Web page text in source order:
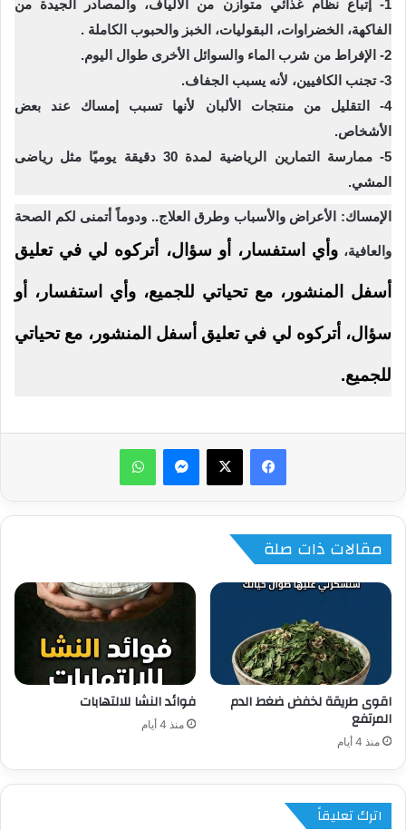
1- إتباع نظام غذائي متوازن من الألياف، والمصادر الجيدة من
الفاكهة، الخضراوات، البقوليات، الخبز والحبوب الكاملة .
2- الإفراط من شرب الماء والسوائل الأخرى طوال اليوم.
3- تجنب الكافيين، لأنه يسبب الجفاف.
4- التقليل من منتجات الألبان لأنها تسبب إمساك عند بعض
الأشخاص.
5- ممارسة التمارين الرياضية لمدة 30 دقيقة يوميًا مثل رياضى
المشي.
الإمساك: الأعراض والأسباب وطرق العلاج.. ودوماً أتمنى لكم الصحة
والعافية،وأي استفسار، أو سؤال، أتركوه لي في تعليق
أسفل المنشور، مع تحياتي للجميع، وأي استفسار، أو
سؤال، أتركوه لي في تعليق أسفل المنشور، مع تحياتي
للجميع.
ماسنجر واتساب
مقالات ذات صلة
اقوى طريقة لخفض ضغط الدم
المرتفع
منذ 4 أيام
فوائد النشا للالتهابات
منذ 4 أيام
اترك تعليقاً